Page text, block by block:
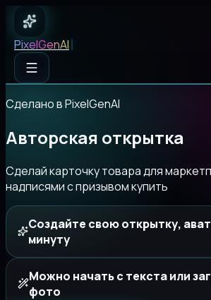
PixelGenAI
Сделано в PixelGenAI
Авторская открытка
Сделай карточку товара для
надписями с призывом купить
Создайте свою открытку,
минуту
Можно начать с текста или
фото